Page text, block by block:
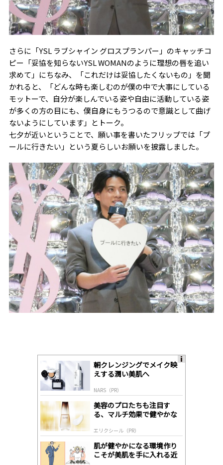
さらに「YSL ラブシャイン グロスプランパー」のキャッチコ
ピー「妥協を知らないYSL WOMANのように理想の唇を追い
求めて」にちなみ、「これだけは妥協したくないもの」を聞
かれると、「どんな時も楽しむのが僕の中で大事にしている
モットーで、自分が楽しんでいる姿や自由に活動している姿
が多くの方の目にも、僕自身にもうつるので意識として曲げ
ないようにしています」とトーク。
七夕が近いということで、願い事を書いたフリップでは「プ
ールに行きたい」という夏らしいお願いを披露しました。
朝クレンジングでメイク映
えする潤い美肌へ
NARS（PR）
美容のプロたちも注目す
る、マルチ効果で健やかな
エリクシール（PR）
肌が健やかになる環境作り
こそが美肌を手に入れる近